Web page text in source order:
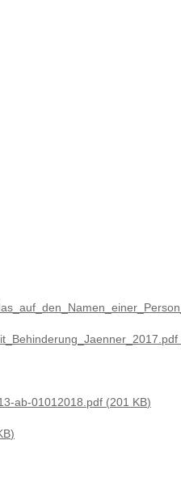
ab-01012018.pdf 201 KB